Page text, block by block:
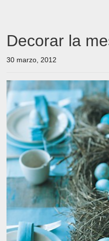
Decorar la
30 marzo, 2012